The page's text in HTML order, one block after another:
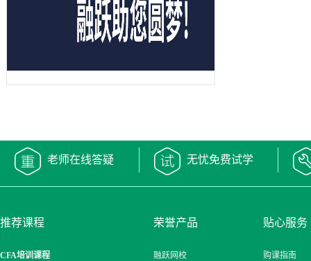
老师在线答疑 无忧免费试学
推荐课程
CFA培训课程
荣誉产品
融跃网校
贴心服务
购课指南